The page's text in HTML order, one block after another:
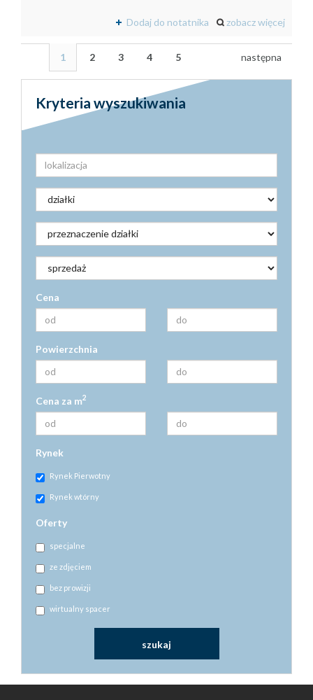
Dodaj do notatnika zobacz więcej
1 2 3 4 5 następna
Kryteria wyszukiwania
Cena
Powierzchnia
Cena za m2
Rynek
Rynek Pierwotny
Rynek wtórny
Oferty
specjalne
ze zdjęciem
bez prowizji
wirtualny spacer